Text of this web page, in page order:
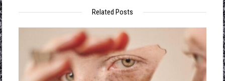
Related Posts